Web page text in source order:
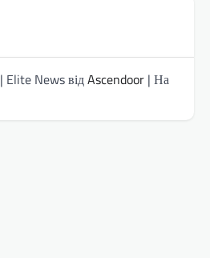
| Elite News відAscendoor | На